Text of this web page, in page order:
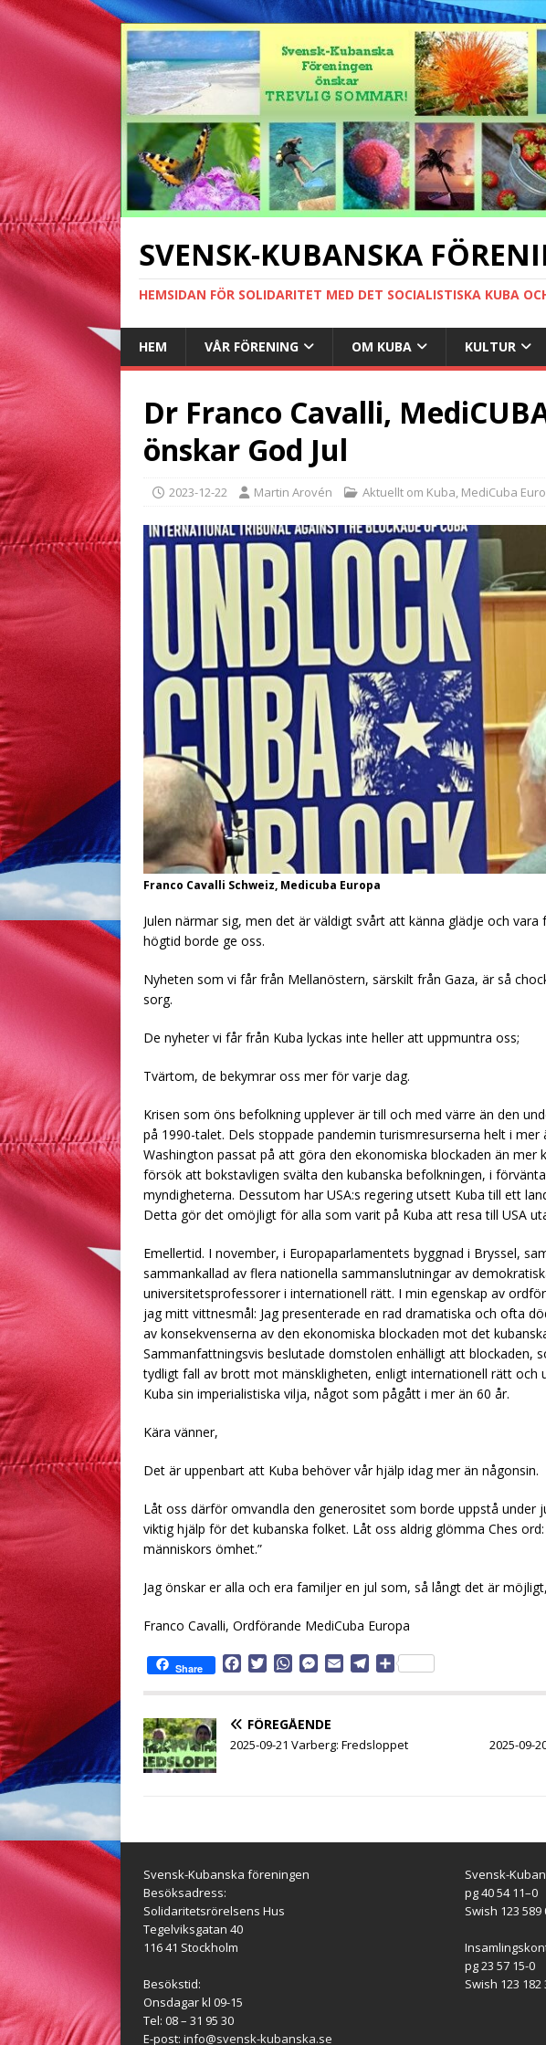
SVENSK-KUBANSKA
HEMSIDAN FÖR SOLIDARITET MED DET SOCIALISTISKA KUBA
HEM VÅR FÖRENING OM KUBA KULTUR
Dr Franco Cavalli,
önskar God Jul
2023-12-22 Martin Arovén Aktuellt om Kuba, MediCuba
Franco Cavalli Schweiz, Medicuba Europa
Julen närmar sig, men det är väldigt svårt att känna glädje och
högtid borde ge oss.
Nyheten som vi får från Mellanöstern, särskilt från Gaza, är så
sorg.
De nyheter vi får från Kuba lyckas inte heller att uppmuntra oss;
Tvärtom, de bekymrar oss mer för varje dag.
Krisen som öns befolkning upplever är till och med värre än den
på 1990-talet. Dels stoppade pandemin turismresurserna helt i
Washington passat på att göra den ekonomiska blockaden än mer
försök att bokstavligen svälta den kubanska befolkningen, i
myndigheterna. Dessutom har USA:s regering utsett Kuba till ett
Detta gör det omöjligt för alla som varit på Kuba att resa till USA
Emellertid. I november, i Europaparlamentets byggnad i Bryssel,
sammankallad av flera nationella sammanslutningar av
universitetsprofessorer i internationell rätt. I min egenskap av
jag mitt vittnesmål: Jag presenterade en rad dramatiska och ofta
av konsekvenserna av den ekonomiska blockaden mot det
Sammanfattningsvis beslutade domstolen enhälligt att blockaden,
tydligt fall av brott mot mänskligheten, enligt internationell rätt och
Kuba sin imperialistiska vilja, något som pågått i mer än 60 år.
Kära vänner,
Det är uppenbart att Kuba behöver vår hjälp idag mer än någonsin.
Låt oss därför omvandla den generositet som borde uppstå under
viktig hjälp för det kubanska folket. Låt oss aldrig glömma Ches
människors ömhet.”
Jag önskar er alla och era familjer en jul som, så långt det är
Franco Cavalli, Ordförande MediCuba Europa
Share
e
b
o
t
t
e
W
t
s
A
M
s
n
l
g
r
D
FÖREGÅENDE
2025-09-21 Varberg: Fredsloppet 2025-09-
Svensk-Kubanska föreningen
Besöksadress:
Solidaritetsrörelsens Hus
Tegelviksgatan 40
116 41 Stockholm
Besökstid:
Onsdagar kl 09-15
Tel: 08 – 31 95 30
E-post: info@svensk-kubanska.se
Svensk-
pg 40 54 11–0
Swish 123 589
pg 23 57 15-0
Swish 123 182